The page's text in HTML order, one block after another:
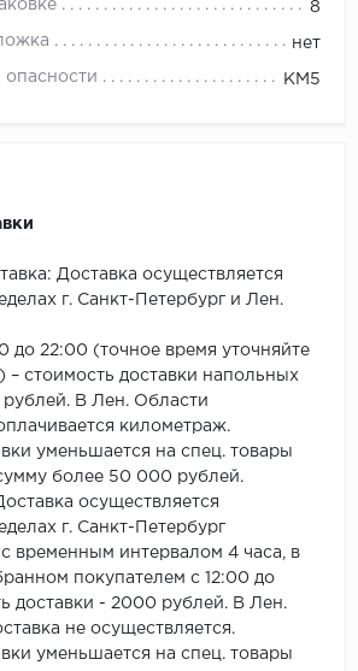
SPC
SPC Kronostep
SPC Promo
SPC Stronghold
TANTO
Tarkett
8
нет
КМ5
Доставка осуществляется
г. Санкт-Петербург и Лен.
до 22:00 (точное время уточняйте
– стоимость доставки напольных
В Лен. Области
километраж.
уменьшается на спец. товары
более 50 000 рублей.
осуществляется
г. Санкт-Петербург
временным интервалом 4 часа, в
покупателем с 12:00 до
доставки - 2000 рублей. В Лен.
не осуществляется.
уменьшается на спец. товары